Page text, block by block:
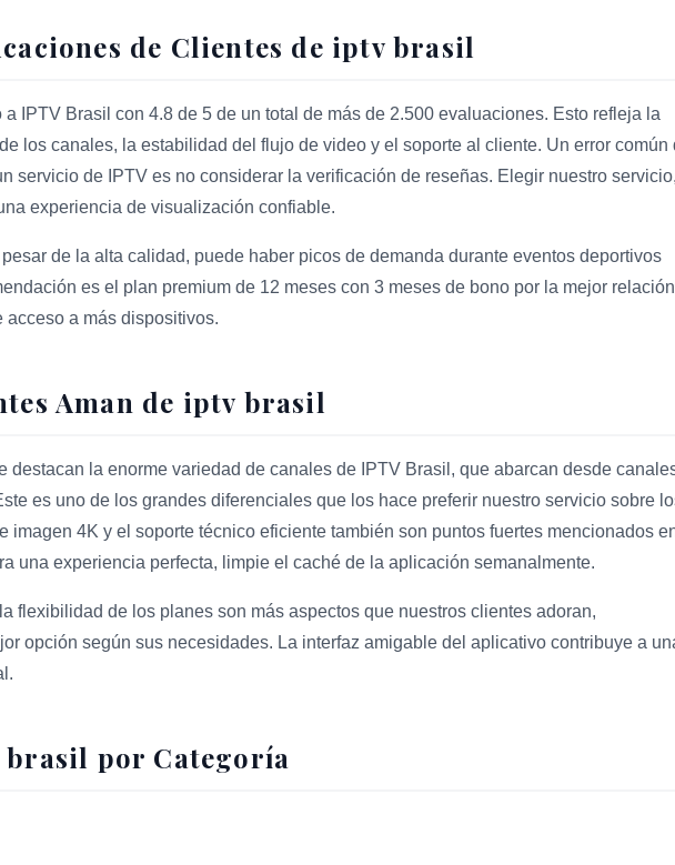
de Clientes de iptv brasil
IPTV Brasil con 4.8 de 5 de un total de más de 2.500 evaluaciones. Esto refleja la
los canales, la estabilidad del flujo de video y el soporte al cliente. Un error común
servicio de IPTV es no considerar la verificación de reseñas. Elegir nuestro
experiencia de visualización confiable.
de la alta calidad, puede haber picos de demanda durante eventos deportivos
es el plan premium de 12 meses con 3 meses de bono por la mejor relación
a más dispositivos.
Aman de iptv brasil
destacan la enorme variedad de canales de IPTV Brasil, que abarcan desde
es uno de los grandes diferenciales que los hace preferir nuestro servicio sobre
imagen 4K y el soporte técnico eficiente también son puntos fuertes mencionados
una experiencia perfecta, limpie el caché de la aplicación semanalmente.
flexibilidad de los planes son más aspectos que nuestros clientes adoran,
opción según sus necesidades. La interfaz amigable del aplicativo contribuye a
brasil por Categoría